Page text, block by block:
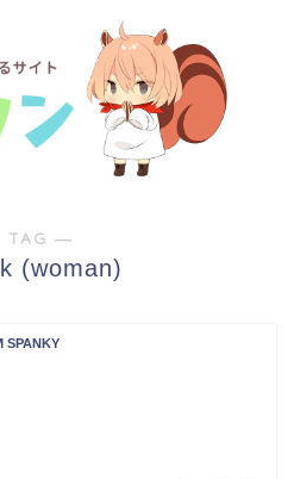
―
(woman)
SPANKY